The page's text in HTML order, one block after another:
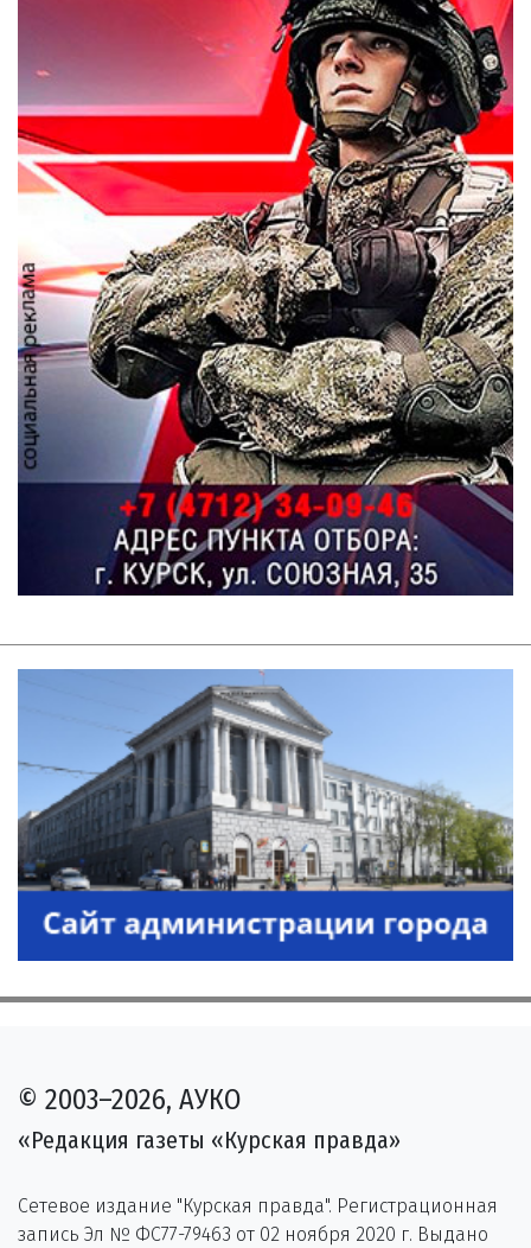
© 2003–2026, АУКО
«Редакция газеты «Курская правда»
Сетевое издание "Курская правда". Регистрационная
запись Эл № ФС77-79463 от 02 ноября 2020 г. Выдано